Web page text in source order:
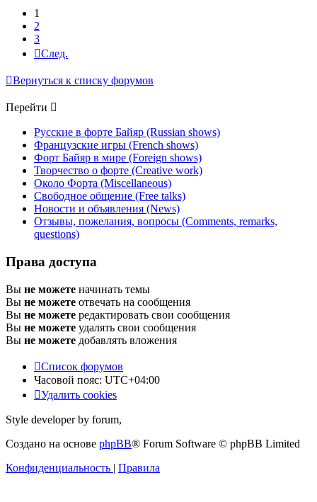
1
2
3
След.
Вернуться к списку форумов
Перейти
Русские в форте Байяр (Russian shows)
Французские игры (French shows)
Форт Байяр в мире (Foreign shows)
Творчество о форте (Creative work)
Около Форта (Miscellaneous)
Свободное общение (Free talks)
Новости и объявления (News)
Отзывы, пожелания, вопросы (Comments, remarks,
questions)
Права доступа
Вы не можете начинать темы
Вы не можете отвечать на сообщения
Вы не можете редактировать свои сообщения
Вы не можете удалять свои сообщения
Вы не можете добавлять вложения
Список форумов
Часовой пояс: UTC+04:00
Удалить cookies
Style developer by forum,
Создано на основе phpBB® Forum Software © phpBB Limited
Конфиденциальность | Правила